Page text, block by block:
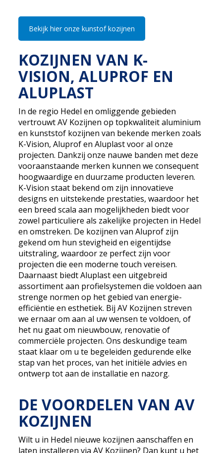
Bekijk hier onze kunstof kozijnen
KOZIJNEN VAN K-
VISION, ALUPROF EN
ALUPLAST
In de regio Hedel en omliggende gebieden
vertrouwt AV Kozijnen op topkwaliteit aluminium
en kunststof kozijnen van bekende merken zoals
K-Vision, Aluprof en Aluplast voor al onze
projecten. Dankzij onze nauwe banden met deze
vooraanstaande merken kunnen we consequent
hoogwaardige en duurzame producten leveren.
K-Vision staat bekend om zijn innovatieve
designs en uitstekende prestaties, waardoor het
een breed scala aan mogelijkheden biedt voor
zowel particuliere als zakelijke projecten in Hedel
en omstreken. De kozijnen van Aluprof zijn
gekend om hun stevigheid en eigentijdse
uitstraling, waardoor ze perfect zijn voor
projecten die een moderne touch vereisen.
Daarnaast biedt Aluplast een uitgebreid
assortiment aan profielsystemen die voldoen aan
strenge normen op het gebied van energie-
efficiëntie en esthetiek. Bij AV Kozijnen streven
we ernaar om aan al uw wensen te voldoen, of
het nu gaat om nieuwbouw, renovatie of
commerciële projecten. Ons deskundige team
staat klaar om u te begeleiden gedurende elke
stap van het proces, van het initiële advies en
ontwerp tot aan de installatie en nazorg.
DE VOORDELEN VAN AV
KOZIJNEN
Wilt u in Hedel nieuwe kozijnen aanschaffen en
laten installeren via AV Kozijnen? Dan kunt u het